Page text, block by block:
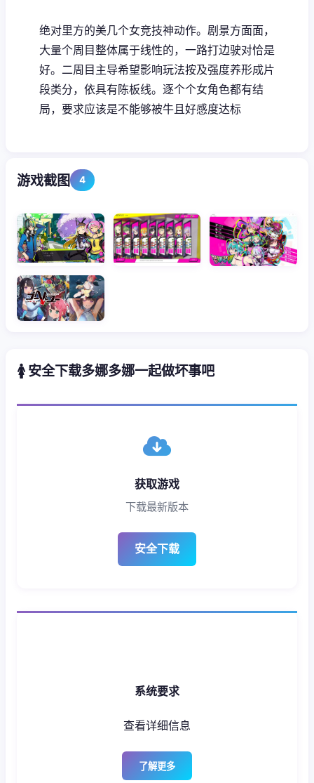
绝对里方的美几个女竞技神动作。剧景方面面，
大量个周目整体属于线性的，一路打边驶对恰是
好。二周目主导希望影响玩法按及强度养形成片
段类分，依具有陈板线。逐个个女角色都有结
局，要求应该是不能够被牛且好感度达标
游戏截图 4
🚺 安全下载多娜多娜一起做坏事吧
获取游戏
下载最新版本
安全下载
系统要求
查看详细信息
了解更多